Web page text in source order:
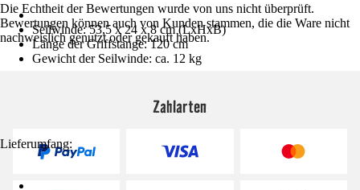
Seilwinde: 53,5 x 24 x 8 cm (LxHxB)
Länge der Griffstange: 120 cm
Gewicht der Seilwinde: ca. 12 kg
Lieferumfang:
Die Echtheit der Bewertungen wurde von uns nicht überprüft.
Bewertungen können auch von Kunden stammen, die die Ware nicht
nachweislich genutzt oder gekauft haben.
Zahlarten